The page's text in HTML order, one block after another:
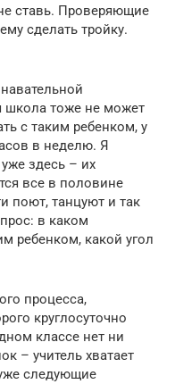
ставь. Проверяющие
сделать тройку.
школа тоже не может
с таким ребенком, у
в неделю. Я
здесь – их
все в половине
поют, танцуют и так
в каком
ребенком, какой угол
процесса,
круглосуточно
классе нет ни
– учитель хватает
следующие